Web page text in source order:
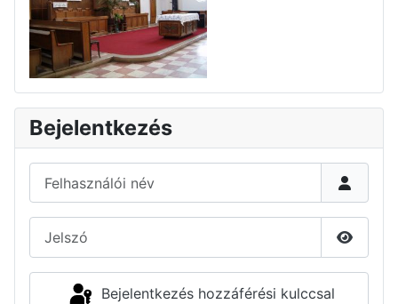
Bejelentkezés
Felhasználói név
Jelszó
Bejelentkezés hozzáférési kulccsal